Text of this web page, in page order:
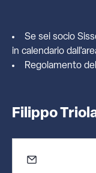
Se sei socio
in calendario dall'
Regolamento
Filippo